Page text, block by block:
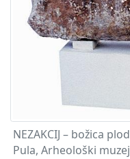
NEZAKCIJ – božica
Pula, Arheološki